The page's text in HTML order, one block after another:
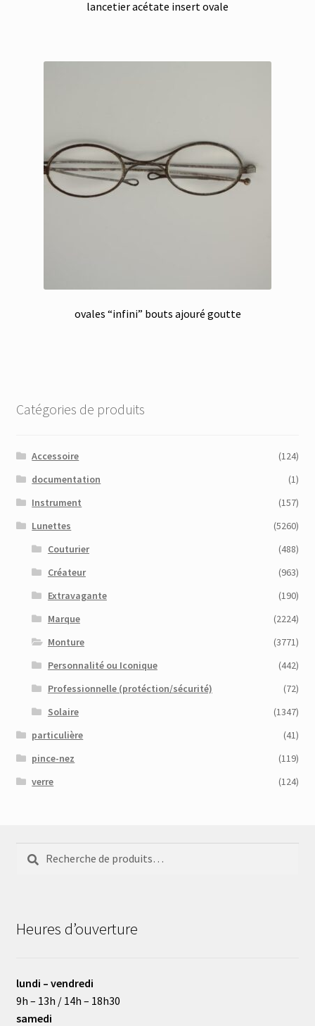
lancetier acétate insert ovale
ovales “infini” bouts ajouré goutte
Catégories de produits
Accessoire
(124)
documentation
(1)
Instrument
(157)
Lunettes
(5260)
Couturier
(488)
Créateur
(963)
Extravagante
(190)
Marque
(2224)
Monture
(3771)
Personnalité ou Iconique
(442)
Professionnelle (protéction/sécurité)
(72)
Solaire
(1347)
particulière
(41)
pince-nez
(119)
verre
(124)
Recherche
pour :
Recherche
Heures d’ouverture
lundi – vendredi
9h – 13h / 14h – 18h30
samedi